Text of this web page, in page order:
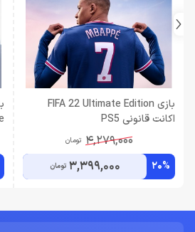
بازی FIFA 22 Ultimate Edition
اکانت قانونی PS5
4,279,000 تومان
20%
3,399,000 تومان